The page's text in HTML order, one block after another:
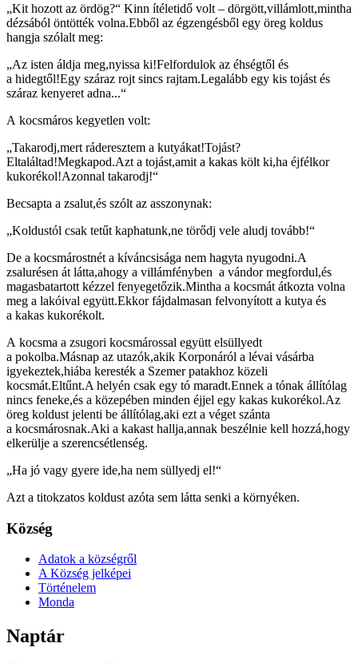
„Kit hozott az ördög?“ Kinn ítéletidő volt – dörgött,villámlott,mintha
dézsából öntötték volna.Ebből az égzengésből egy öreg koldus
hangja szólalt meg:
„Az isten áldja meg,nyissa ki!Felfordulok az éhségtől és
a hidegtől!Egy száraz rojt sincs rajtam.Legalább egy kis tojást és
száraz kenyeret adna...“
A kocsmáros kegyetlen volt:
„Takarodj,mert ráderesztem a kutyákat!Tojást?
Eltaláltad!Megkapod.Azt a tojást,amit a kakas költ ki,ha éjfélkor
kukorékol!Azonnal takarodj!“
Becsapta a zsalut,és szólt az asszonynak:
„Koldustól csak tetűt kaphatunk,ne törődj vele aludj tovább!“
De a kocsmárostnét a kíváncsisága nem hagyta nyugodni.A
zsalurésen át látta,ahogy a villámfényben a vándor megfordul,és
magasbatartott kézzel fenyegetőzik.Mintha a kocsmát átkozta volna
meg a lakóival együtt.Ekkor fájdalmasan felvonyított a kutya és
a kakas kukorékolt.
A kocsma a zsugori kocsmárossal együtt elsüllyedt
a pokolba.Másnap az utazók,akik Korponáról a lévai vásárba
igyekeztek,hiába keresték a Szemer patakhoz közeli
kocsmát.Eltűnt.A helyén csak egy tó maradt.Ennek a tónak állítólag
nincs feneke,és a közepében minden éjjel egy kakas kukorékol.Az
öreg koldust jelenti be állítólag,aki ezt a véget szánta
a kocsmárosnak.Aki a kakast hallja,annak beszélnie kell hozzá,hogy
elkerülje a szerencsétlenség.
„Ha jó vagy gyere ide,ha nem süllyedj el!“
Azt a titokzatos koldust azóta sem látta senki a környéken.
Község
Adatok a községről
A Község jelképei
Történelem
Monda
Naptár